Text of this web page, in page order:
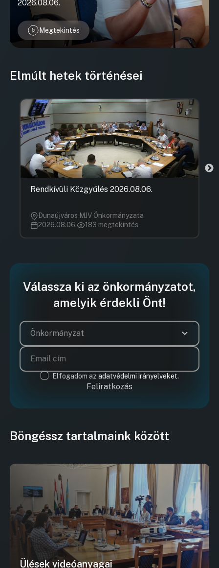
2026.08.06.
Megtekintés
Elmúlt hetek történései
Rendkívüli Közgyűlés 2026.08.06.
Dunaújváros MJV Önkormányzata
2026.08.06.
183 megtekintés
Válassza ki az önkormányzatot,
amelyik érdekli Önt!
Önkormányzat
Elfogadom az adatvédelmi irányelveket.
Feliratkozás
Böngéssz tartalmaink között
Ülések videóanyagai